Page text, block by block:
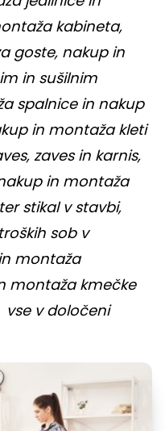
kabineta,
goste, nakup in
in sušilnim
spalnice in nakup
in montaža kleti
zaves in karnis,
in montaža
stikal v stavbi,
sob v
montaža
montaža kmečke
v določeni